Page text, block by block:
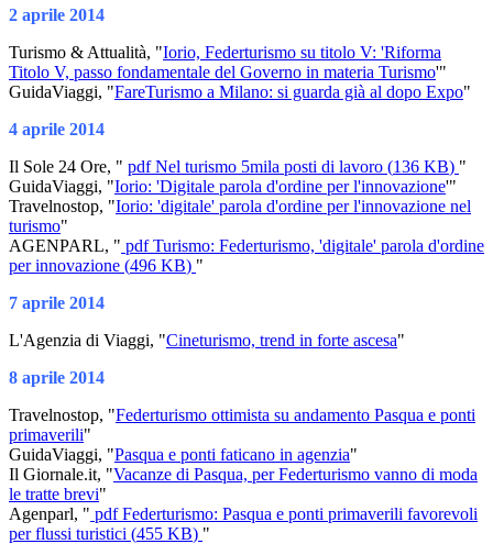
2 aprile 2014
Turismo & Attualità, "Iorio, Federturismo su titolo V: 'Riforma
Titolo V, passo fondamentale del Governo in materia Turismo'"
GuidaViaggi, "FareTurismo a Milano: si guarda già al dopo Expo"
4 aprile 2014
Il Sole 24 Ore, " pdfNel turismo 5mila posti di lavoro (136 KB) "
GuidaViaggi, "Iorio: 'Digitale parola d'ordine per l'innovazione'"
Travelnostop, "Iorio: 'digitale' parola d'ordine per l'innovazione nel
turismo"
AGENPARL, " pdfTurismo: Federturismo, 'digitale' parola d'ordine
per innovazione (496 KB) "
7 aprile 2014
L'Agenzia di Viaggi, "Cineturismo, trend in forte ascesa"
8 aprile 2014
Travelnostop, "Federturismo ottimista su andamento Pasqua e ponti
primaverili"
GuidaViaggi, "Pasqua e ponti faticano in agenzia"
Il Giornale.it, "Vacanze di Pasqua, per Federturismo vanno di moda
le tratte brevi"
Agenparl, " pdfFederturismo: Pasqua e ponti primaverili favorevoli
per flussi turistici (455 KB) "